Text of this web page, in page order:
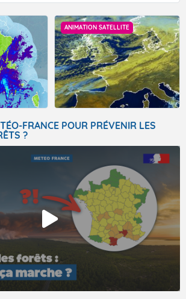
ANIMATION SATELLITE
FRANCE POUR PRÉVENIR LES
?